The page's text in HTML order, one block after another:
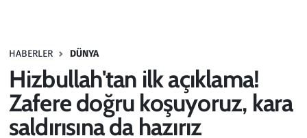
HABERLER DÜNYA
Hizbullah'tan ilk açıklama!
Zafere doğru koşuyoruz, kara
saldırısına da hazırız
Haber
Kültür Sanat
Kurumsal Haberler